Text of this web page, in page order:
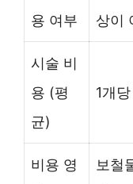
용 여부
상이
시술 비
용 (평
균)
1개
비용 영
보철